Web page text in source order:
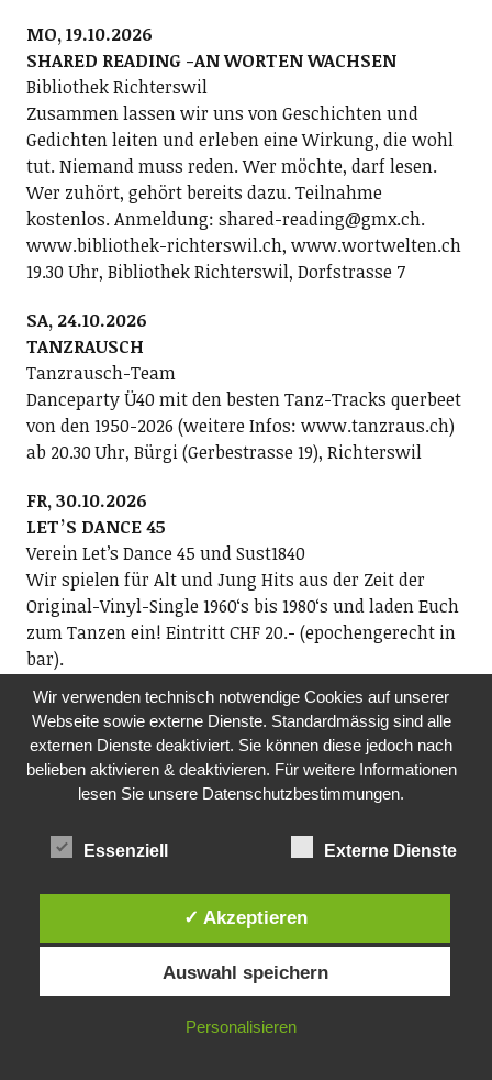
MO, 19.10.2026
SHARED READING -AN WORTEN WACHSEN
Bibliothek Richterswil
Zusammen lassen wir uns von Geschichten und
Gedichten leiten und erleben eine Wirkung, die wohl
tut. Niemand muss reden. Wer möchte, darf lesen.
Wer zuhört, gehört bereits dazu. Teilnahme
kostenlos. Anmeldung: shared-reading@gmx.ch.
www.bibliothek-richterswil.ch, www.wortwelten.ch
19.30 Uhr, Bibliothek Richterswil, Dorfstrasse 7
SA, 24.10.2026
TANZRAUSCH
Tanzrausch-Team
Danceparty Ü40 mit den besten Tanz-Tracks querbeet
von den 1950-2026 (weitere Infos: www.tanzraus.ch)
ab 20.30 Uhr, Bürgi (Gerbestrasse 19), Richterswil
FR, 30.10.2026
LETʼS DANCE 45
Verein Letʼs Dance 45 und Sust1840
Wir spielen für Alt und Jung Hits aus der Zeit der
Original-Vinyl-Single 1960ʻs bis 1980ʻs und laden Euch
zum Tanzen ein! Eintritt CHF 20.- (epochengerecht in
bar).
20.00-00.00 Uhr, Sust 1840, Seestrasse 90, Wädenswil
DO, 05.11.2026
MITTAGSTISCH
Pro Senectute, Ortsvertretung Richterswil
ab 60. Im Anschluss Film. Anmeldung an
Fredi Reist, Tel. 044 784 88 52 oder per E-Mail:
ov.richterswil@pszh.ch
12.00 Uhr, reformiertes Kirchgemeindehaus
Rosengarten, Dorfstrasse 75, Richterswil
DO, 12.11.2026
TANZ-CAFÉ MIT LIVE-MUSIK
Wir verwenden technisch notwendige Cookies auf unserer
Webseite sowie externe Dienste. Standardmässig sind alle
externen Dienste deaktiviert. Sie können diese jedoch nach
belieben aktivieren & deaktivieren. Für weitere Informationen
lesen Sie unsere Datenschutzbestimmungen.
Essenziell Externe Dienste
✓ Akzeptieren
Auswahl speichern
Personalisieren